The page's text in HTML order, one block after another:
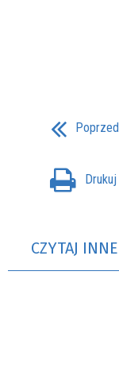
Drukuj
CZYTAJ